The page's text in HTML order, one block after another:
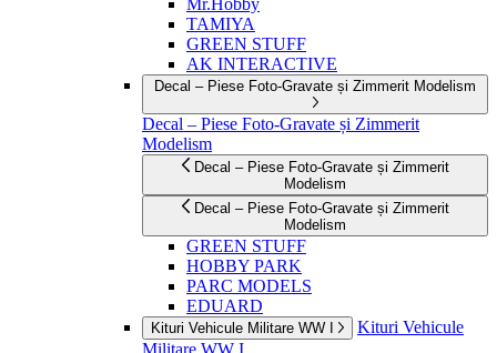
Mr.Hobby
TAMIYA
GREEN STUFF
AK INTERACTIVE
Decal – Piese Foto-Gravate și Zimmerit Modelism
Decal – Piese Foto-Gravate și Zimmerit
Modelism
Decal – Piese Foto-Gravate și Zimmerit
Modelism
Decal – Piese Foto-Gravate și Zimmerit
Modelism
GREEN STUFF
HOBBY PARK
PARC MODELS
EDUARD
Kituri Vehicule Militare WW I
Kituri Vehicule